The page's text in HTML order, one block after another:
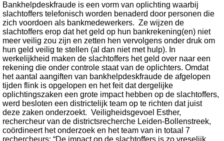
Bankhelpdeskfraude is een vorm van oplichting waarbij
slachtoffers telefonisch worden benaderd door personen die
zich voordoen als bankmedewerkers. Ze wijzen de
slachtoffers erop dat het geld op hun bankrekening(en) niet
meer veilig zou zijn en zetten hen vervolgens onder druk om
hun geld veilig te stellen (al dan niet met hulp). In
werkelijkheid maken de slachtoffers het geld over naar een
rekening die onder controle staat van de oplichters. Omdat
het aantal aangiften van bankhelpdeskfraude de afgelopen
tijden flink is opgelopen en het feit dat dergelijke
oplichtingszaken een grote impact hebben op de slachtoffers,
werd besloten een districtelijk team op te richten dat juist
deze zaken onderzoekt. Veiligheidsgevoel Esther,
rechercheur van de districtsrecherche Leiden-Bollenstreek,
coördineert het onderzoek en het team van in totaal 7
rechercheurs: “De impact op de slachtoffers is zo vreselijk